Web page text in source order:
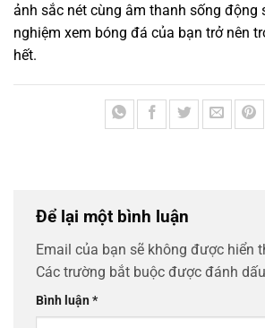
ảnh sắc nét cùng âm thanh sống động
nghiệm xem bóng đá của bạn trở nên
hết.
Để lại một bình luận
Email của bạn sẽ không được hiển
Các trường bắt buộc được đánh dấu
Bình luận*